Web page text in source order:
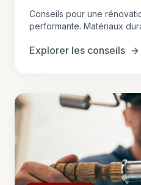
Conseils pour une
performante. Matériaux
Gironde.
Explorer les conseils